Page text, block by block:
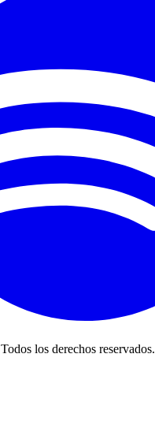
Todos los derechos reservados.